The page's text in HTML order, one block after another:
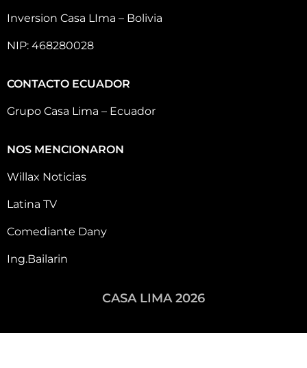
Inversion Casa LIma – Bolivia
NIP: 468280028
CONTACTO ECUADOR
Grupo Casa Lima – Ecuador
NOS MENCIONARON
Willax Noticias
Latina TV
Comediante Dany
Ing.Bailarin
CASA LIMA 2026